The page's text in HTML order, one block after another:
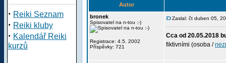
· Reiki Seznam
· Reiki kluby
· Kalendář Reiki
kurzů
Autor
bronek
Spisovatel na n-tou :-)
Registrace: 4.5. 2002
Příspěvky: 721
Zaslal: čt duben 05,
Cca od 20.05.2018
fiktivními (osoba /